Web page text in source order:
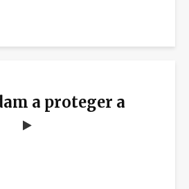
a proteger a